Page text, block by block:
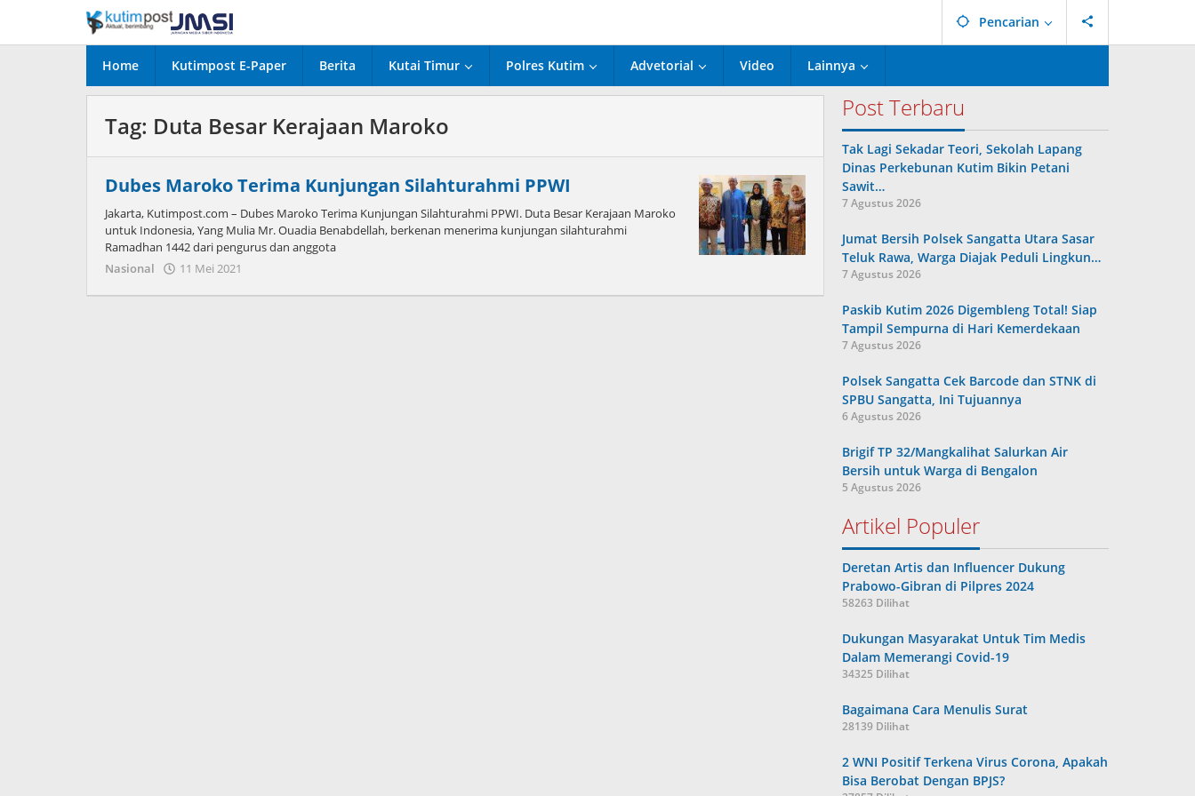
konten
Pencarian
Home Kutimpost E-Paper Berita Kutai Timur Polres Kutim Advetorial Video Lainnya
Tag: Duta Besar Kerajaan Maroko
Dubes Maroko Terima Kunjungan Silahturahmi PPWI
Jakarta, Kutimpost.com – Dubes Maroko Terima Kunjungan Silahturahmi PPWI. Duta Besar Kerajaan Maroko
untuk Indonesia, Yang Mulia Mr. Ouadia Benabdellah, berkenan menerima kunjungan silahturahmi
Ramadhan 1442 dari pengurus dan anggota
Nasional
11 Mei 2021
Post Terbaru
Tak Lagi Sekadar Teori, Sekolah Lapang
Dinas Perkebunan Kutim Bikin Petani
Sawit…
7 Agustus 2026
Jumat Bersih Polsek Sangatta Utara Sasar
Teluk Rawa, Warga Diajak Peduli Lingkun…
7 Agustus 2026
Paskib Kutim 2026 Digembleng Total! Siap
Tampil Sempurna di Hari Kemerdekaan
7 Agustus 2026
Polsek Sangatta Cek Barcode dan STNK di
SPBU Sangatta, Ini Tujuannya
6 Agustus 2026
Brigif TP 32/Mangkalihat Salurkan Air
Bersih untuk Warga di Bengalon
5 Agustus 2026
Artikel Populer
Deretan Artis dan Influencer Dukung
Prabowo-Gibran di Pilpres 2024
58263 Dilihat
Dukungan Masyarakat Untuk Tim Medis
Dalam Memerangi Covid-19
34325 Dilihat
Bagaimana Cara Menulis Surat
28139 Dilihat
2 WNI Positif Terkena Virus Corona, Apakah
Bisa Berobat Dengan BPJS?